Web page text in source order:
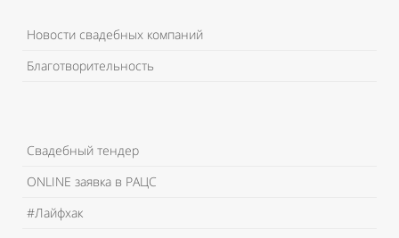
Новости свадебных компаний
Благотворительность
Свадебный тендер
ONLINE заявка в РАЦС
#Лайфхак